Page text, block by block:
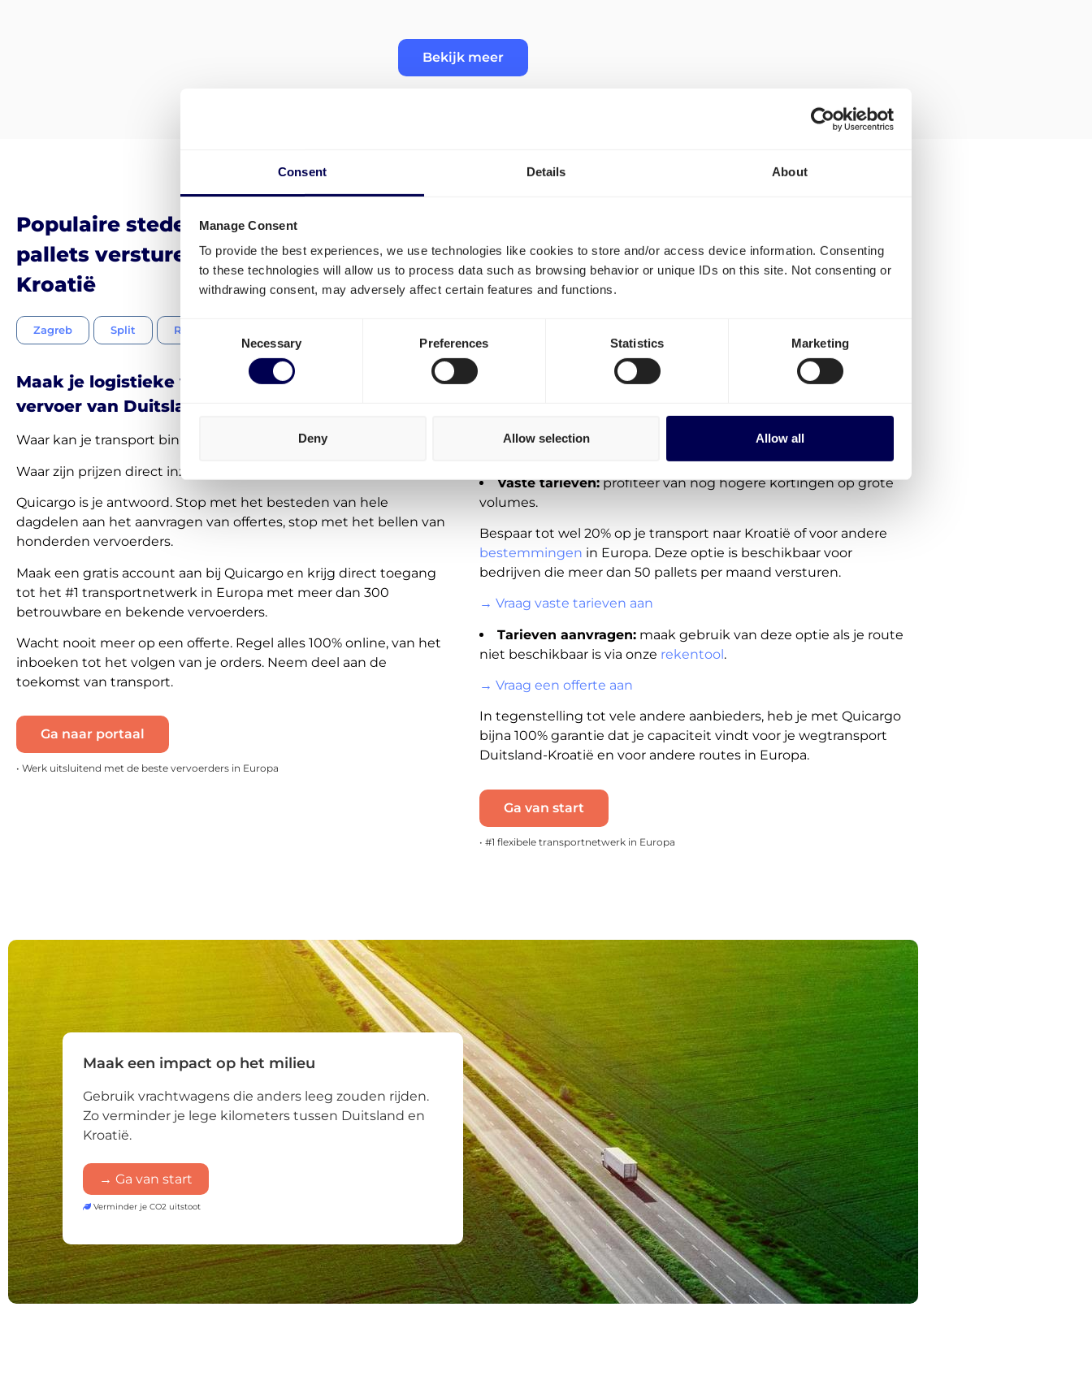
Consent Details About
Manage Consent
To provide the best experiences, we use technologies like cookies to store and/or access device information. Consenting
to these technologies will allow us to process data such as browsing behavior or unique IDs on this site. Not consenting or
withdrawing consent, may adversely affect certain features and functions.
Consent
Selection
Necessary Preferences Statistics Marketing
Deny Allow selection Allow all
Bekijk meer
Populaire steden waar veel bedrijven
pallets versturen vanuit Duitsland naar
Kroatië
Zagreb Split Rijeka
Maak je logistieke werk makkelijker. Regel
vervoer van Duitsland naar Kroatië met Quicargo
Waar kan je transport binnen 30 seconden regelen?
Waar zijn prijzen direct inzichtelijk en transparant?
Quicargo is je antwoord. Stop met het besteden van hele
dagdelen aan het aanvragen van offertes, stop met het bellen van
honderden vervoerders.
Maak een gratis account aan bij Quicargo en krijg direct toegang
tot het #1 transportnetwerk in Europa met meer dan 300
betrouwbare en bekende vervoerders.
Wacht nooit meer op een offerte. Regel alles 100% online, van het
inboeken tot het volgen van je orders. Neem deel aan de
toekomst van transport.
Ga naar portaal
• Werk uitsluitend met de beste vervoerders in Europa
Kroatië?
Voor de transportkosten van Duitsland naar Kroatië heb je de
volgende opties:
direct beschikbaar voor jou in het portaal.
Deze verzendtarieven zijn niet beschikbaar voor alle routes. Dit
echter snel en regelmatig uitgebreid.
Vaste tarieven:profiteer van nog hogere kortingen op grote
volumes.
Bespaar tot wel 20% op je transport naar Kroatië of voor andere
bestemmingen in Europa. Deze optie is beschikbaar voor
bedrijven die meer dan 50 pallets per maand versturen.
→ Vraag vaste tarieven aan
Tarieven aanvragen: maak gebruik van deze optie als je route
niet beschikbaar is via onze rekentool.
→ Vraag een offerte aan
In tegenstelling tot vele andere aanbieders, heb je met Quicargo
bijna 100% garantie dat je capaciteit vindt voor je wegtransport
Duitsland-Kroatië en voor andere routes in Europa.
Ga van start
• #1 flexibele transportnetwerk in Europa
Maak een impact op het milieu
Gebruik vrachtwagens die anders leeg zouden rijden.
Zo verminder je lege kilometers tussen Duitsland en
Kroatië.
→ Ga van start
Verminder je CO2 uitstoot